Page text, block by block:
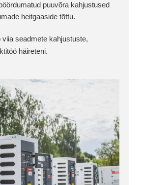
puuvõra kahjustused
heitgaaside tõttu.
viia seadmete kahjustuste,
häireteni.